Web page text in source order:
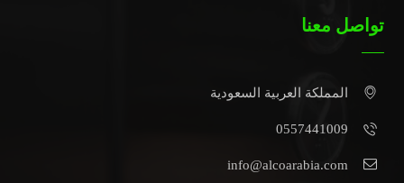
تواصل معنا
المملكة العربية السعودية
0557441009
info@alcoarabia.com